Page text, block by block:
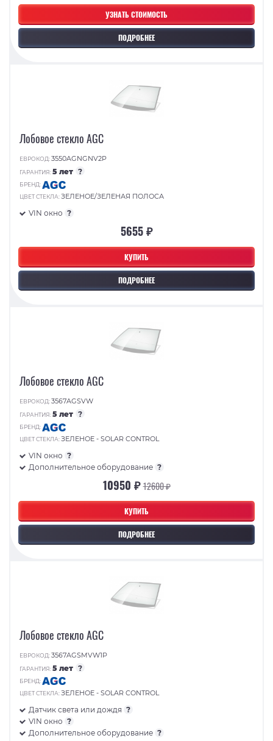
УЗНАТЬ СТОИМОСТЬ
ПОДРОБНЕЕ
КУПИТЬ
ПОДРОБНЕЕ
Лобовое стекло AGC
ЕВРОКОД:3550AGNGNV2P
ГАРАНТИЯ:5 лет ?
БРЕНД:
ЦВЕТ СТЕКЛА:ЗЕЛЕНОЕ/ЗЕЛЕНАЯ ПОЛОСА
VIN окно ?
5655 ₽
КУПИТЬ
ПОДРОБНЕЕ
Лобовое стекло AGC
ЕВРОКОД:3567AGSVW
ГАРАНТИЯ:5 лет ?
БРЕНД:
ЦВЕТ СТЕКЛА:ЗЕЛЕНОЕ - SOLAR CONTROL
VIN окно ?
Дополнительное оборудование ?
10950 ₽12600 ₽
Лобовое стекло AGC
ЕВРОКОД:3567AGSMVW1P
ГАРАНТИЯ:5 лет ?
БРЕНД:
ЦВЕТ СТЕКЛА:ЗЕЛЕНОЕ - SOLAR CONTROL
Датчик света или дождя ?
VIN окно ?
Дополнительное оборудование ?